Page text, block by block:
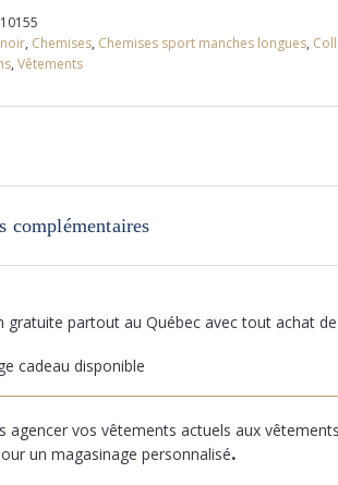
, Chemises, Chemises sport manches longues,
, Vêtements
complémentaires
gratuite partout au Québec avec tout achat
cadeau disponible
agencer vos vêtements actuels aux
un magasinage personnalisé.